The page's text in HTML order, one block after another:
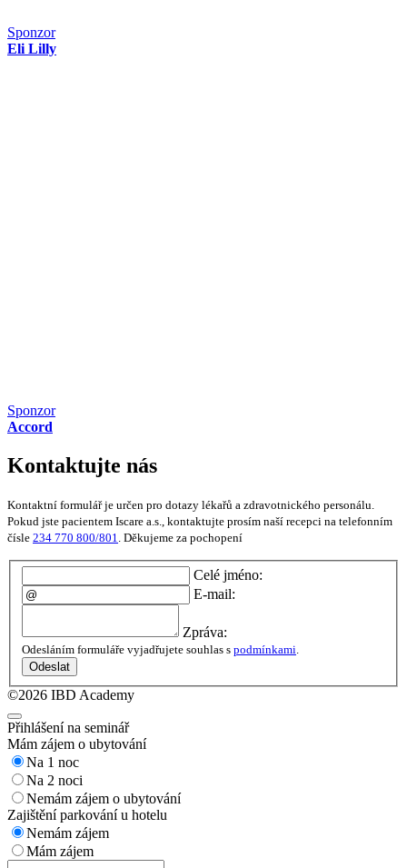
Sponzor
Eli Lilly
Sponzor
Accord
Kontaktujte nás
Kontaktní formulář je určen pro dotazy lékařů a zdravotnického personálu.
Pokud jste pacientem Iscare a.s., kontaktujte prosím naší recepci na telefonním
čísle 234 770 800/801 . Děkujeme za pochopení
Celé jméno:
E-mail:
Zpráva:
Odesláním formuláře vyjadřujete souhlas s podmínkami.
Odeslat
©2026 IBD Academy
Přihlášení na seminář
Mám zájem o ubytování
Na 1 noc
Na 2 noci
Nemám zájem o ubytování
Zajištění parkování u hotelu
Nemám zájem
Mám zájem